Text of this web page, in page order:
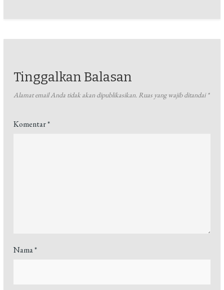
Tinggalkan Balasan
Alamat email Anda tidak akan dipublikasikan. Ruas yang wajib ditandai *
Komentar*
Nama*